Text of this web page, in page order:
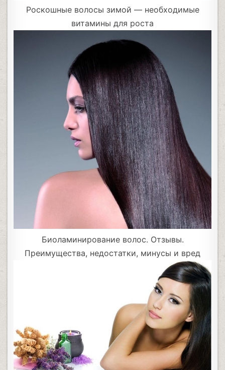
Роскошные волосы зимой — необходимые
витамины для роста
Биоламинирование волос. Отзывы.
Преимущества, недостатки, минусы и вред